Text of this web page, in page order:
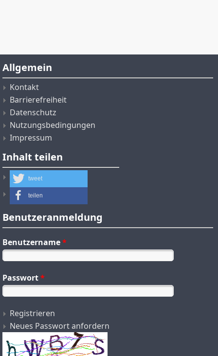
Allgemein
Kontakt
Barrierefreiheit
Datenschutz
Nutzungsbedingungen
Impressum
Inhalt teilen
tweet
teilen
Benutzeranmeldung
Benutzername*
Passwort*
Registrieren
Neues Passwort anfordern